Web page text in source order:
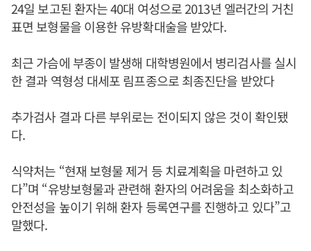
24일 보고된 환자는 40대 여성으로 2013년 엘러간의 거친
표면 보형물을 이용한 유방확대술을 받았다.
최근 가슴에 부종이 발생해 대학병원에서 병리검사를 실시
한 결과 역형성 대세포 림프종으로 최종진단을 받았다
추가검사 결과 다른 부위로는 전이되지 않은 것이 확인됐
다.
식약처는 “현재 보형물 제거 등 치료계획을 마련하고 있
다”며 “유방보형물과 관련해 환자의 어려움을 최소화하고
안전성을 높이기 위해 환자 등록연구를 진행하고 있다”고
말했다.